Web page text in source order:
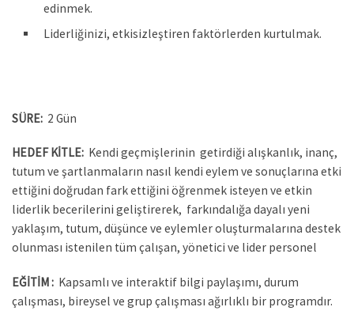
edinmek.
Liderliğinizi, etkisizleştiren faktörlerden kurtulmak.
SÜRE: 2 Gün
HEDEF KİTLE: Kendi geçmişlerinin getirdiği alışkanlık, inanç,
tutum ve şartlanmaların nasıl kendi eylem ve sonuçlarına etki
ettiğini doğrudan fark ettiğini öğrenmek isteyen ve etkin
liderlik becerilerini geliştirerek, farkındalığa dayalı yeni
yaklaşım, tutum, düşünce ve eylemler oluşturmalarına destek
olunması istenilen tüm çalışan, yönetici ve lider personel
EĞİTİM : Kapsamlı ve interaktif bilgi paylaşımı, durum
çalışması, bireysel ve grup çalışması ağırlıklı bir programdır.